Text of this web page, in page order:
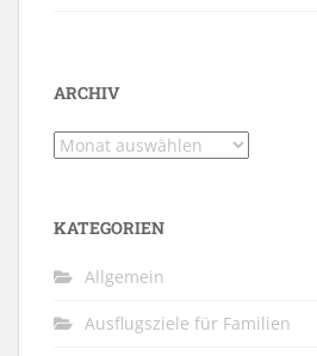
ARCHIV
Archiv
KATEGORIEN
Allgemein
Ausflugsziele für Familien